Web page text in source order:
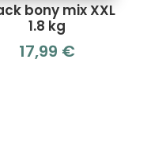
bony mix XXL
1.8 kg
17,99 €